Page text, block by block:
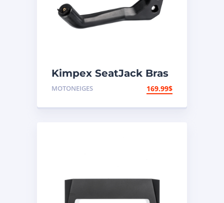
Kimpex SeatJack Bras
avec poignée
MOTONEIGES 169.99$